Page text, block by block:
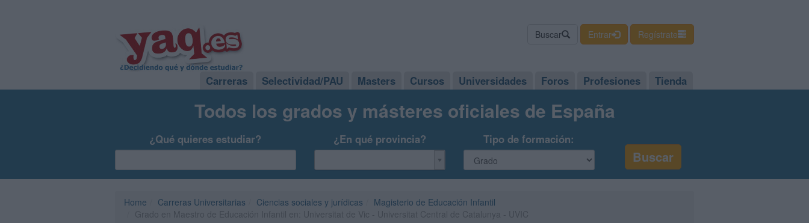
Buscar Entrar Regístrate
Carreras Selectividad/PAU Masters Cursos Universidades Foros Profesiones Tienda
Todos los grados y másteres oficiales de España
¿Qué quieres estudiar? ¿En qué provincia? Tipo de formación:
Home Carreras Universitarias Ciencias sociales y jurídicas
Magisterio de Educación Infantil